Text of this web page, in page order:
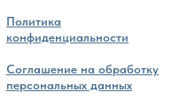
Политика
конфиденциальности
Соглашение на обработку
персональных данных